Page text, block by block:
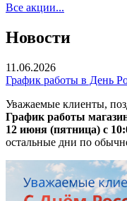
Все акции...
Новости
11.06.2026
График работы в День
Уважаемые клиенты,
График работы
12 июня (пятница) с
остальные дни по